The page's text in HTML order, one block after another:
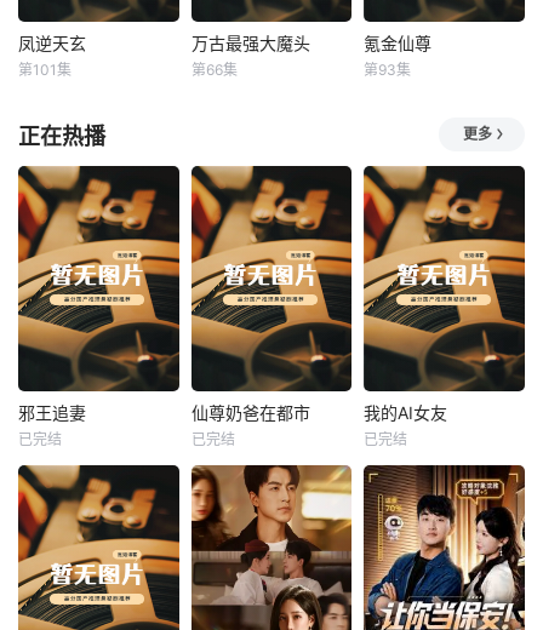
凤逆天玄
凤逆天玄
第101集
万古最强大魔头
万古最强大魔头
第66集
氪金仙尊
氪金仙尊
第93集
正在热播 更多
热播
邪王追妻
未知
邪王追妻
已完结
热播
未知
仙尊奶爸在都市
已完结
热播
我的AI女友
未知
我的AI女友
已完结